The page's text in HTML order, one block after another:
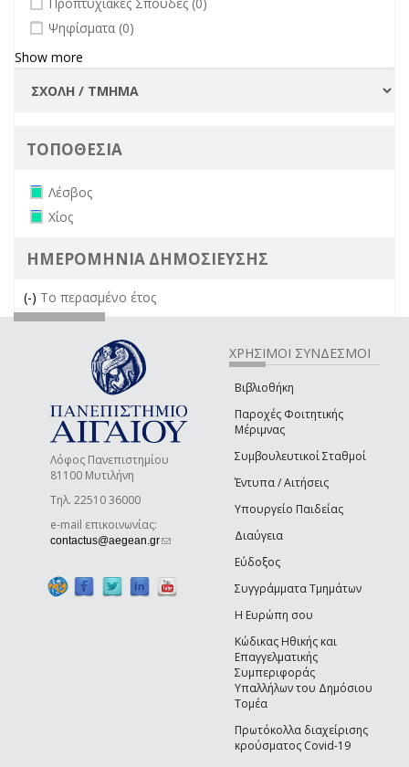
undefined
Ψηφίσματα (0)
Show more
ΤΟΠΟΘΕΣΙΑ
Remove Λέσβος filter
Λέσβος
Remove Χίος filter
Χίος
ΗΜΕΡΟΜΗΝΙΑ ΔΗΜΟΣΙΕΥΣΗΣ
(-) Remove Το περασμένο έτος filter
Το περασμένο έτος
Λόφος Πανεπιστημίου
81100 Μυτιλήνη
Τηλ. 22510 36000
e-mail επικοινωνίας:
contactus@aegean.gr(link sends e-mail)
ΧΡΗΣΙΜΟΙ ΣΥΝΔΕΣΜΟΙ
Βιβλιοθήκη
Παροχές Φοιτητικής
Μέριμνας
Συμβουλευτικοί Σταθμοί
Έντυπα / Αιτήσεις
Υπουργείο Παιδείας
Διαύγεια
Εύδοξος
Συγγράμματα Τμημάτων
Η Ευρώπη σου
Κώδικας Ηθικής και
Επαγγελματικής
Συμπεριφοράς
Υπαλλήλων του Δημόσιου
Τομέα
Πρωτόκολλα διαχείρισης
κρούσματος Covid-19